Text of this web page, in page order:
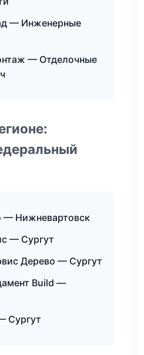
— Инженерные
— Отделочные
— Нижневартовск
— Сургут
Дерево — Сургут
Build —
Сургут